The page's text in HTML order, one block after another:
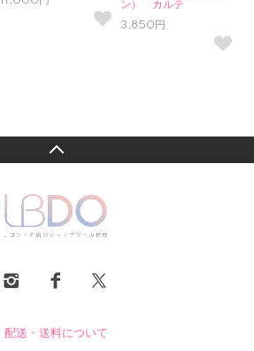
ン） カルテ
3,850円
配送・送料について